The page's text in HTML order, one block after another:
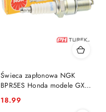
Świeca zapłonowa NGK
BPR5ES Honda modele GXV,
Rato RV340
Cena:
18.99